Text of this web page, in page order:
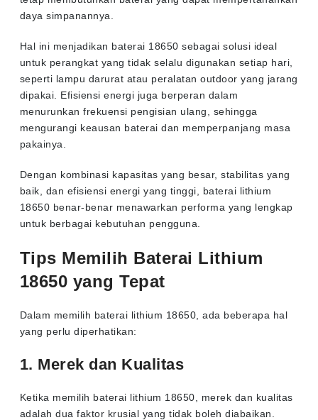
daya simpanannya.
Hal ini menjadikan baterai 18650 sebagai solusi ideal
untuk perangkat yang tidak selalu digunakan setiap hari,
seperti lampu darurat atau peralatan outdoor yang jarang
dipakai. Efisiensi energi juga berperan dalam
menurunkan frekuensi pengisian ulang, sehingga
mengurangi keausan baterai dan memperpanjang masa
pakainya.
Dengan kombinasi kapasitas yang besar, stabilitas yang
baik, dan efisiensi energi yang tinggi, baterai lithium
18650 benar-benar menawarkan performa yang lengkap
untuk berbagai kebutuhan pengguna.
Tips Memilih Baterai Lithium
18650 yang Tepat
Dalam memilih baterai lithium 18650, ada beberapa hal
yang perlu diperhatikan:
1. Merek dan Kualitas
Ketika memilih baterai lithium 18650, merek dan kualitas
adalah dua faktor krusial yang tidak boleh diabaikan.